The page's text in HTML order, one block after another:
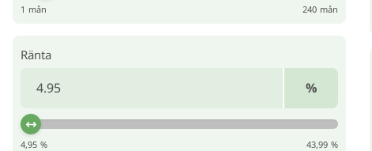
1 mån 240 mån
Ränta
%
4,95 % 43,99 %